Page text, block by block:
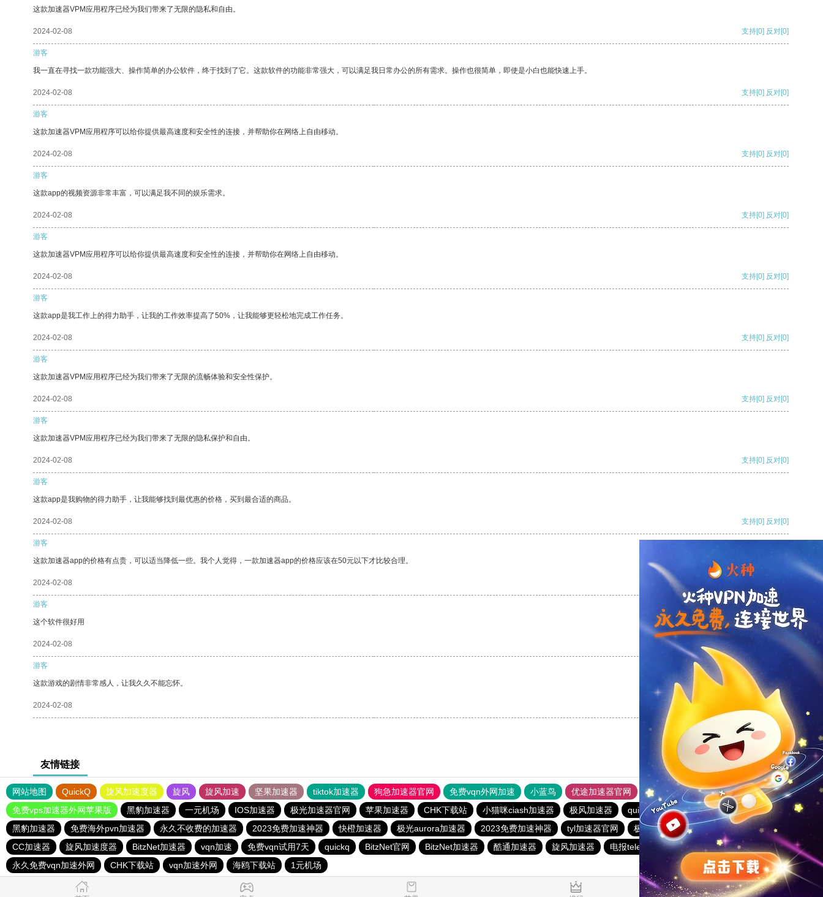
这款加速器VPM应用程序已经为我们带来了无限的隐私和自由。
2024-02-08 支持[0] 反对[0]
游客
我一直在寻找一款功能强大、操作简单的办公软件，终于找到了它。这款软件的功能非常强大，可以满足我日常办公的所有需求。操作也很简单，即使是小白也能快速上手。
2024-02-08 支持[0] 反对[0]
游客
这款加速器VPM应用程序可以给你提供最高速度和安全性的连接，并帮助你在网络上自由移动。
2024-02-08 支持[0] 反对[0]
游客
这款app的视频资源非常丰富，可以满足我不同的娱乐需求。
2024-02-08 支持[0] 反对[0]
游客
这款加速器VPM应用程序可以给你提供最高速度和安全性的连接，并帮助你在网络上自由移动。
2024-02-08 支持[0] 反对[0]
游客
这款app是我工作上的得力助手，让我的工作效率提高了50%，让我能够更轻松地完成工作任务。
2024-02-08 支持[0] 反对[0]
游客
这款加速器VPM应用程序已经为我们带来了无限的流畅体验和安全性保护。
2024-02-08 支持[0] 反对[0]
游客
这款加速器VPM应用程序已经为我们带来了无限的隐私保护和自由。
2024-02-08 支持[0] 反对[0]
游客
这款app是我购物的得力助手，让我能够找到最优惠的价格，买到最合适的商品。
2024-02-08 支持[0] 反对[0]
游客
这款加速器app的价格有点贵，可以适当降低一些。我个人觉得，一款加速器app的价格应该在50元以下才比较合理。
2024-02-08
游客
这个软件很好用
2024-02-08 反对
游客
这款游戏的剧情非常感人，让我久久不能忘怀。
2024-02-08 反对[0]
友情链接
网站地图 QuickQ 旋风加速度器 旋风 旋风加速 坚果加速器 tiktok加速器 狗急加速器官网 免费vqn外网加速 小蓝鸟 优途加速器官网 风驰加速器 旋风加速器
八戒看书
免费vps加速器外网苹果版
黑豹加速器 一元机场 IOS加速器 极光加速器官网 苹果加速器 CHK下载站 小猫咪ciash加速器 极风加速器 quickq 书游下载站
俺来买下载站
黑豹加速器
免费海外pvn加速器 永久不收费的加速器 2023免费加速神器 快橙加速器 极光aurora加速器 2023免费加速神器 tyl加速器官网 极光vqn官网 极光加速器
西柚加速器
CC加速器
旋风加速度器 BitzNet加速器 vqn加速 免费vqn试用7天 quickq BitzNet官网 BitzNet加速器 酷通加速器 旋风加速器 电报telegeram加速器
暴雪加速器vp
永久免费vqn加速外网
CHK下载站 vqn加速外网 海鸥下载站 1元机场